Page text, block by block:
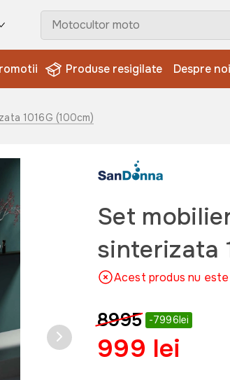
Produse resigilate Despre noi
1016G (100cm)
Set
sinterizata
Acest produs nu este
8995 -7996lei
999 lei